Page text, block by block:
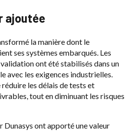
ajoutée
la manière dont le
ses systèmes embarqués. Les
ont été stabilisés dans un
avec les exigences industrielles.
réduire les délais de tests et
tout en diminuant les risques
Dunasys ont apporté une valeur